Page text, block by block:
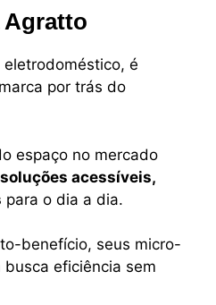
Agratto
é
por trás do
espaço no mercado
soluções acessíveis,
para o dia a dia.
benefício, seus micro-
eficiência sem